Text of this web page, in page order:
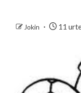
Jokin 11